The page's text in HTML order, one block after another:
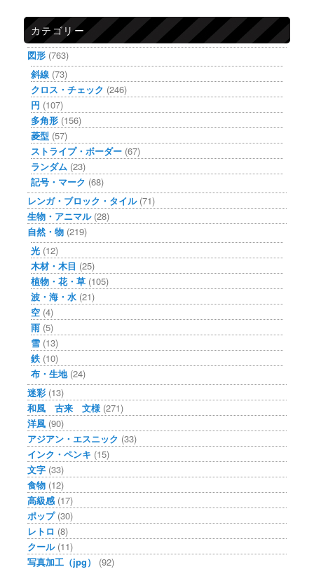
カテゴリー
図形 (763)
斜線 (73)
クロス・チェック (246)
円 (107)
多角形 (156)
菱型 (57)
ストライプ・ボーダー (67)
ランダム (23)
記号・マーク (68)
レンガ・ブロック・タイル(71)
生物・アニマル(28)
自然・物 (219)
光 (12)
木材・木目 (25)
植物・花・草 (105)
波・海・水 (21)
空 (4)
雨 (5)
雪 (13)
鉄 (10)
布・生地(24)
迷彩 (13)
和風 古来 文様 (271)
洋風 (90)
アジアン・エスニック (33)
インク・ペンキ (15)
文字 (33)
食物 (12)
高級感 (17)
ポップ(30)
レトロ (8)
クール(11)
写真加工（jpg）
(92)